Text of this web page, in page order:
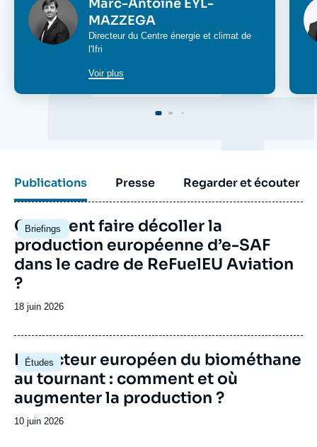
Marc-Antoine EYL-
MAZZEGA
Directeur du Centre énergie et climat de
l'Ifri
Voir plus
Publications Presse Regarder et écouter
Briefings
Image
principale
Comment faire décoller la
production européenne d’e-SAF
dans le cadre de ReFuelEU Aviation
?
Date
publication
18 juin 2026
Études
Image
principale
Le secteur européen du biométhane
au tournant : comment et où
augmenter la production ?
Date
10 juin 2026